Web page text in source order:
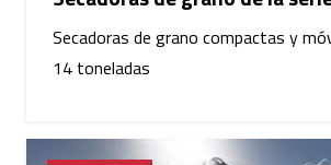
Secadoras de grano compactas y
14 toneladas